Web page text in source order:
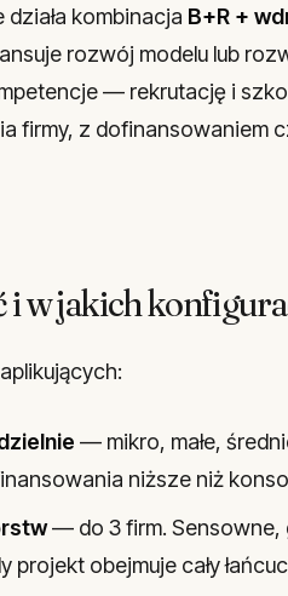
kombinacja B+R +
rozwój modelu lub
— rekrutację i
firmy, z dofinansowaniem
i w jakich
— mikro, małe,
niższe niż
— do 3 firm. Sensowne,
projekt obejmuje cały